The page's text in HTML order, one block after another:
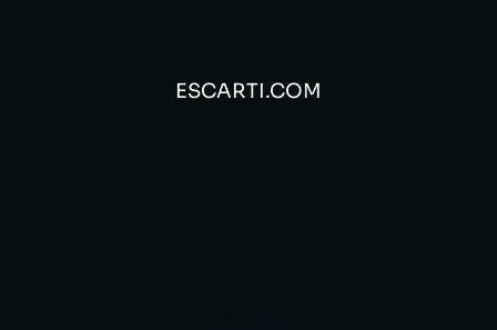
ESCARTI.COM